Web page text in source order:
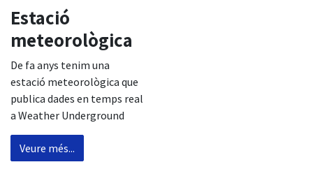
Estació
meteorològica
De fa anys tenim una
estació meteorològica que
publica dades en temps real
a Weather Underground
Veure més...